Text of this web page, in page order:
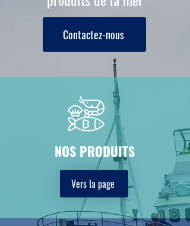
Contactez-nous
NOS PRODUITS
Vers la page